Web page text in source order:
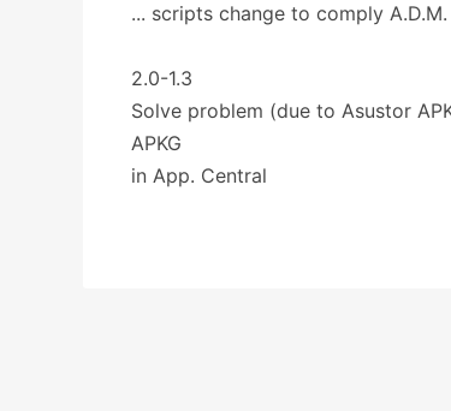
... scripts change to comply
2.0-1.3
Solve problem (due to Asustor
APKG
in App. Central